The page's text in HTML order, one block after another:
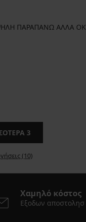
ΠΑΡΑΠΑΝΩ ΑΛΛΑ ΟΚ
3
(10)
Χαμηλό κόστος
Εξοδων αποστολησ